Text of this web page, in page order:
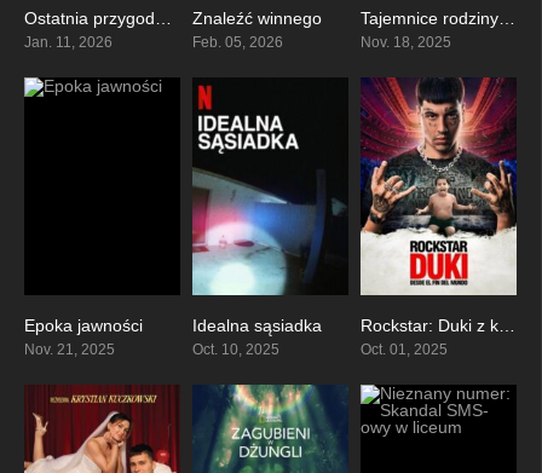
0
Jan. 11, 2026
7.1
Znaleźć winnego
Feb. 05, 2026
6.3
Tajemnice rodziny Carmanów
Nov. 18, 2025
Epoka jawności
Nov. 21, 2025
7.2
Idealna sąsiadka
Oct. 10, 2025
6.1Rockstar: Duki z końca świata
Oct. 01, 2025